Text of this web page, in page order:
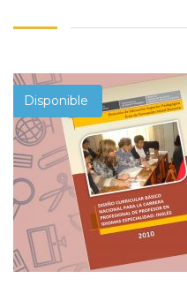
Disponible